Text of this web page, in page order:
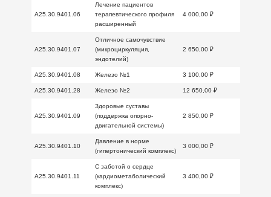
A25.30.9401.06
Лечение пациентов
терапевтического профиля
расширенный
4 000,00 ₽
A25.30.9401.07
Отличное самочувствие
(микроциркуляция,
эндотелий)
2 650,00 ₽
A25.30.9401.08 Железо №1 3 100,00 ₽
A25.30.9401.28 Железо №2 12 650,00 ₽
A25.30.9401.09
Здоровые суставы
(поддержка опорно-
двигательной системы)
2 850,00 ₽
A25.30.9401.10
Давление в норме
(гипертонический комплекс)
3 000,00 ₽
A25.30.9401.11
С заботой о сердце
(кардиометаболический
комплекс)
3 400,00 ₽